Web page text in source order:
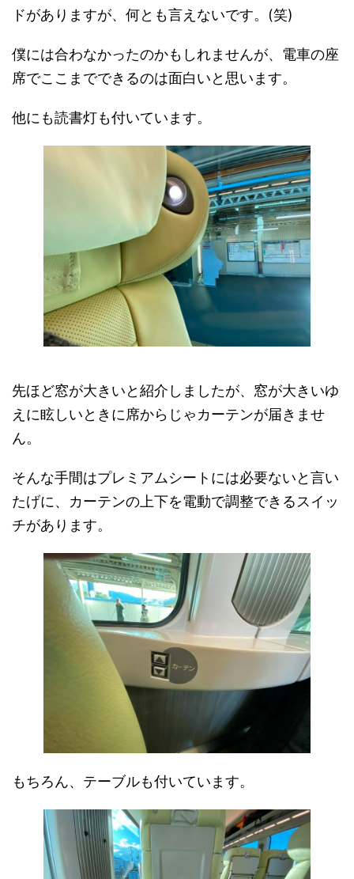
ドがありますが、何とも言えないです。(笑)
僕には合わなかったのかもしれませんが、電車の座
席でここまでできるのは面白いと思います。
他にも読書灯も付いています。
先ほど窓が大きいと紹介しましたが、窓が大きいゆ
えに眩しいときに席からじゃカーテンが届きませ
ん。
そんな手間はプレミアムシートには必要ないと言い
たげに、カーテンの上下を電動で調整できるスイッ
チがあります。
もちろん、テーブルも付いています。